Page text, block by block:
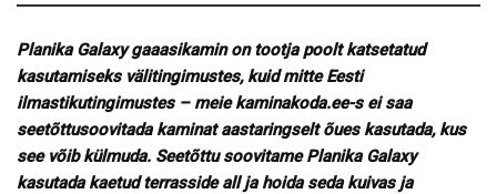
Planika Galaxy gaaasikamin on tootja poolt katsetatud
kasutamiseks välitingimustes, kuid mitte Eesti
ilmastikutingimustes – meie kaminakoda.ee-s ei saa
seetõttusoovitada kaminat aastaringselt õues kasutada, kus
see võib külmuda. Seetõttu soovitame Planika Galaxy
kasutada kaetud terrasside all ja hoida seda kuivas ja